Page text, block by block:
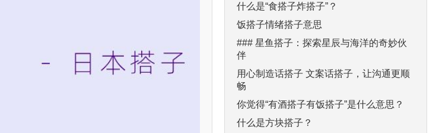
什么是“食搭子炸搭子”？
饭搭子情绪搭子意思
### 星鱼搭子：探索星辰与海洋的奇妙伙
伴
用心制造话搭子 文案话搭子，让沟通更顺
畅
你觉得“有酒搭子有饭搭子”是什么意思？
什么是方块搭子？